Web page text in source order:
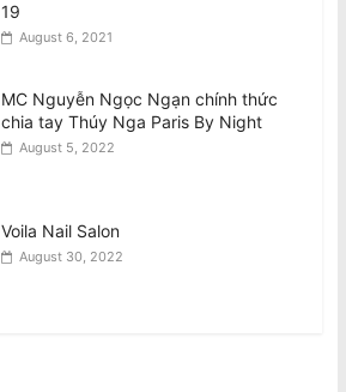
19
August 6, 2021
MC Nguyễn Ngọc Ngạn chính thức
chia tay Thúy Nga Paris By Night
August 5, 2022
Voila Nail Salon
August 30, 2022